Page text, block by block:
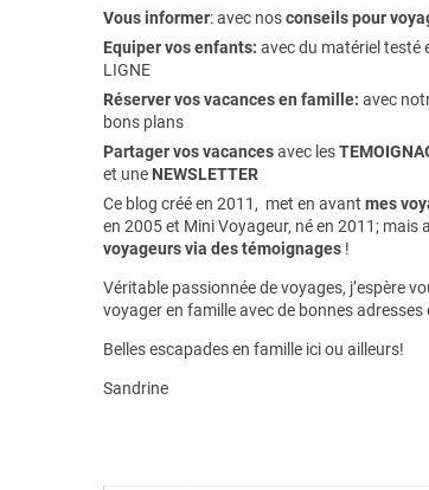
Vous informer:avec nosconseils pour
Equiper vos enfants: avec du matériel testé
LIGNE
Réserver vos vacances en famille: avec
bons plans
Partager vos vacancesavec les
et une NEWSLETTER
Ce blog créé en 2011, met en avant mes
en 2005 et Mini Voyageur, né en 2011; mais
voyageurs via des témoignages !
Véritable passionnée de voyages, j’espère
voyager en famille avec de bonnes adresses
Belles escapades en famille ici ou ailleurs!
Sandrine